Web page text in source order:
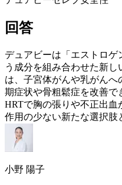
回答
デュアビーは「 エストロゲ
う成分を組み合わせた新
は、子宮体がんや乳がんへ
期症状や骨粗鬆症を改善で
HRTで胸の張りや不正出血
作用の少ない新たな選択肢
小野 陽子